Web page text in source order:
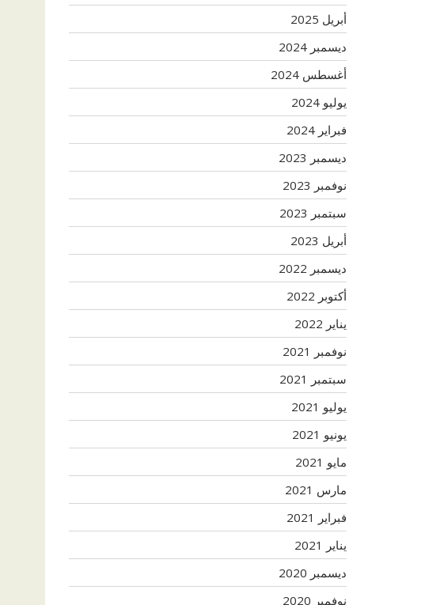
أبريل 2025
ديسمبر 2024
أغسطس 2024
يوليو 2024
فبراير 2024
ديسمبر 2023
نوفمبر 2023
سبتمبر 2023
أبريل 2023
ديسمبر 2022
أكتوبر 2022
يناير 2022
نوفمبر 2021
سبتمبر 2021
يوليو 2021
يونيو 2021
مايو 2021
مارس 2021
فبراير 2021
يناير 2021
ديسمبر 2020
نوفمبر 2020